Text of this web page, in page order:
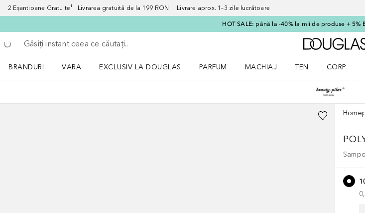
2 Eșantioane Gratuite¹ Livrarea gratuită de la 199 RON Livrare aprox. 1–3 zile lucrătoare
HOT SALE: până la -40% la mii de produse + 5%
Înapoi
Executați căutarea
BRANDURI
VARA
EXCLUSIV LA DOUGLAS
PARFUM
MACHIAJ
TEN
CORP